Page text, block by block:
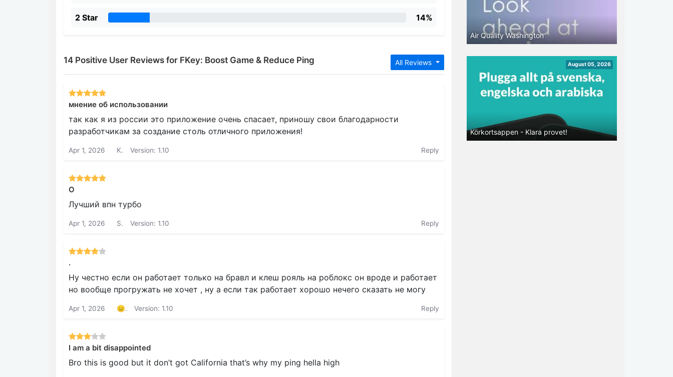
2 Star 14%
All Reviews
14 Positive User Reviews for FKey: Boost Game & Reduce Ping
мнение об использовании
так как я из россии это приложение очень спасает, приношу свои благодарности
разработчикам за создание столь отличного приложения!
Apr 1, 2026 K. Version: 1.10 Reply
О
Лучший впн турбо
Apr 1, 2026 S. Version: 1.10 Reply
.
Ну честно если он работает только на бравл и клеш рояль на роблокс он вроде и работает
но вообще прогружать не хочет , ну а если так работает хорошо нечего сказать не могу
Apr 1, 2026 😑. Version: 1.10 Reply
I am a bit disappointed
Bro this is good but it don’t got California that’s why my ping hella high
Air Quality Washington
August 05, 2026
Körkortsappen - Klara provet!